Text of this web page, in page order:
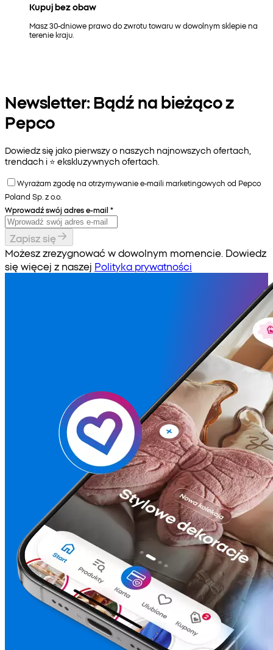
Kupuj bez obaw
Masz 30-dniowe prawo do zwrotu towaru w dowolnym sklepie na
terenie kraju.
Newsletter: Bądź na bieżąco z
Pepco
Dowiedz się jako pierwszy o naszych najnowszych ofertach,
trendach i ⭐️ ekskluzywnych ofertach.
Wyrażam zgodę na otrzymywanie e-maili marketingowych od Pepco
Poland Sp. z o.o.
Wprowadź swój adres e-mail *
Zapisz się
Możesz zrezygnować w dowolnym momencie. Dowiedz
się więcej z naszej Polityka prywatności